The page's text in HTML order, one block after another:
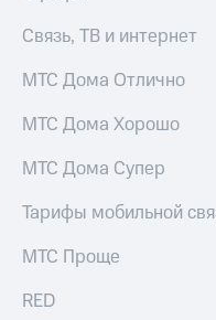
интернета
и
Переводы
с
на карту
МТС Pay
Оплата
Связь, ТВ и интернет
МТС Дома Отлично
МТС Дома Хорошо
МТС Дома Супер
Тарифы мобильной
МТС Проще
RED